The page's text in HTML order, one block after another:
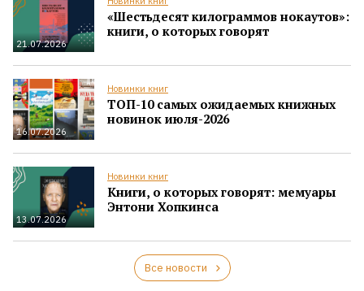
21.07.2026
«Шестьдесят килограммов нокаутов»:
книги, о которых говорят
16.07.2026
Новинки книг
ТОП-10 самых ожидаемых книжных
новинок июля-2026
13.07.2026
Новинки книг
Книги, о которых говорят: мемуары
Энтони Хопкинса
Все новости